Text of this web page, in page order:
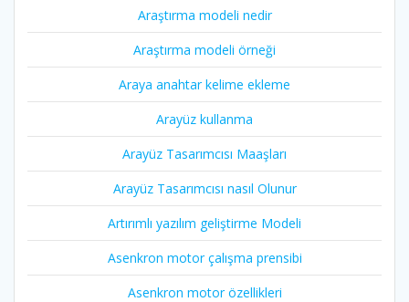
Araştırma modeli nedir
Araştırma modeli örneği
Araya anahtar kelime ekleme
Arayüz kullanma
Arayüz Tasarımcısı Maaşları
Arayüz Tasarımcısı nasıl Olunur
Artırımlı yazılım geliştirme Modeli
Asenkron motor çalışma prensibi
Asenkron motor özellikleri